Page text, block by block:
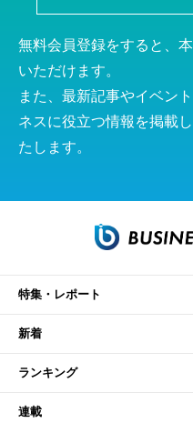
無料会員登録をすると、
いただけます。
また、最新記事やイベン
ネスに役立つ情報を掲載
たします。
特集・レポート
新着
ランキング
連載